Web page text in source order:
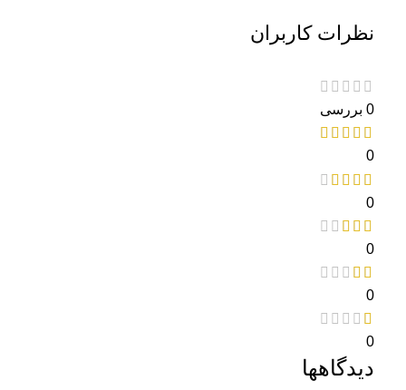
نظرات کاربران
0 بررسی
0
0
0
0
0
دیدگاهها